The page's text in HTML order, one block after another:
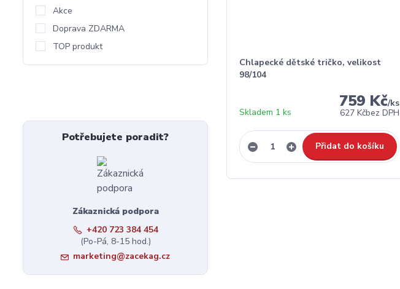
Chlapecké dětské tričko, velikost
98/104
759 Kč/ks
627 Kčbez DPH
Skladem 1 ks
Přidat do košíku
Akce
Doprava ZDARMA
TOP produkt
Potřebujete poradit?
Zákaznická podpora
+420 723 384 454
(Po-Pá, 8-15 hod.)
marketing@zacekag.cz